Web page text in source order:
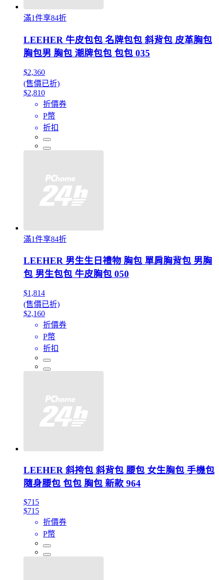
滿1件享84折
LEEHER 牛皮包包 名牌包包 斜背包 皮革胸包
胸包男 胸包 潮牌包包 包包 035
$2,360
(售價已折)
$2,810
折價券
P幣
折扣
滿1件享84折
LEEHER 男生生日禮物 胸包 單肩胸背包 男胸
包 男生包包 牛皮胸包 050
$1,814
(售價已折)
$2,160
折價券
P幣
折扣
LEEHER 斜挎包 斜背包 腰包 女生胸包 手機包
隨身腰包 包包 胸包 新款 964
$715
$715
折價券
P幣